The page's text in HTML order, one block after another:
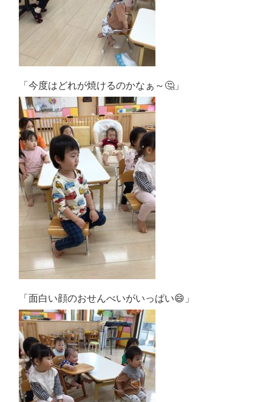
「今度はどれが焼けるのかなぁ～🤔」
「面白い顔のおせんべいがいっぱい😄」